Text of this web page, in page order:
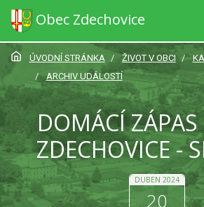
Obec Zdechovice
ÚVODNÍ STRÁNKA ŽIVOT V OBCI
ARCHIV UDÁLOSTÍ
DOMÁCÍ
ZDECHOVICE -
DUBEN 2024
20